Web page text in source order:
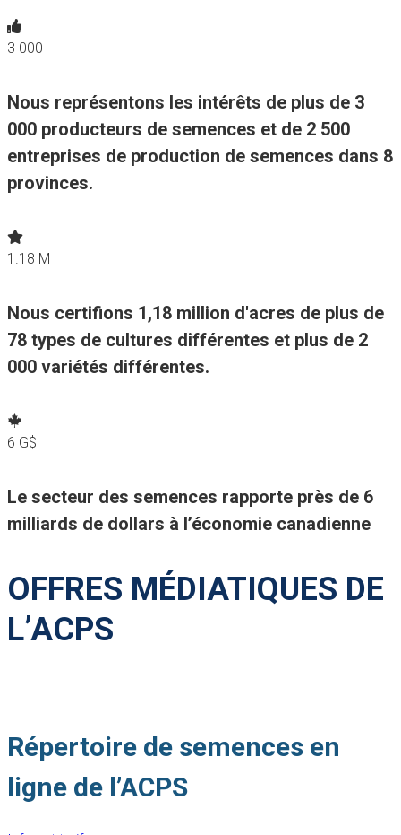
3 000
Nous représentons les intérêts de plus de 3
000 producteurs de semences et de 2 500
entreprises de production de semences dans 8
provinces.
1.18 M
Nous certifions 1,18 million d'acres de plus de
78 types de cultures différentes et plus de 2
000 variétés différentes.
6 G$
Le secteur des semences rapporte près de 6
milliards de dollars à l’économie canadienne
OFFRES MÉDIATIQUES DE
L’ACPS
Répertoire de semences en
ligne de l’ACPS